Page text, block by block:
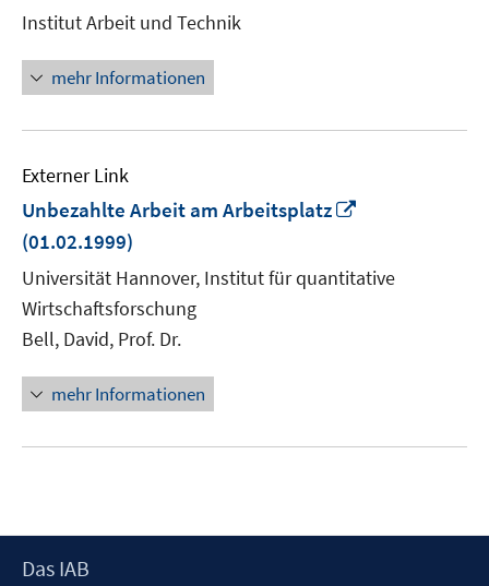
Institut Arbeit und Technik
mehr Informationen
Externer Link
Unbezahlte Arbeit am Arbeitsplatz
öffnen
(01.02.1999)
Universität Hannover, Institut für quantitative
Wirtschaftsforschung
Bell, David, Prof. Dr.
mehr Informationen
Footer
Das IAB